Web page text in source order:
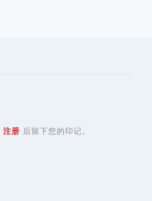
注册 后留下您的印记。